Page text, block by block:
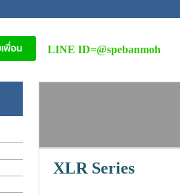
LINE ID=@spebanmoh
XLR Series